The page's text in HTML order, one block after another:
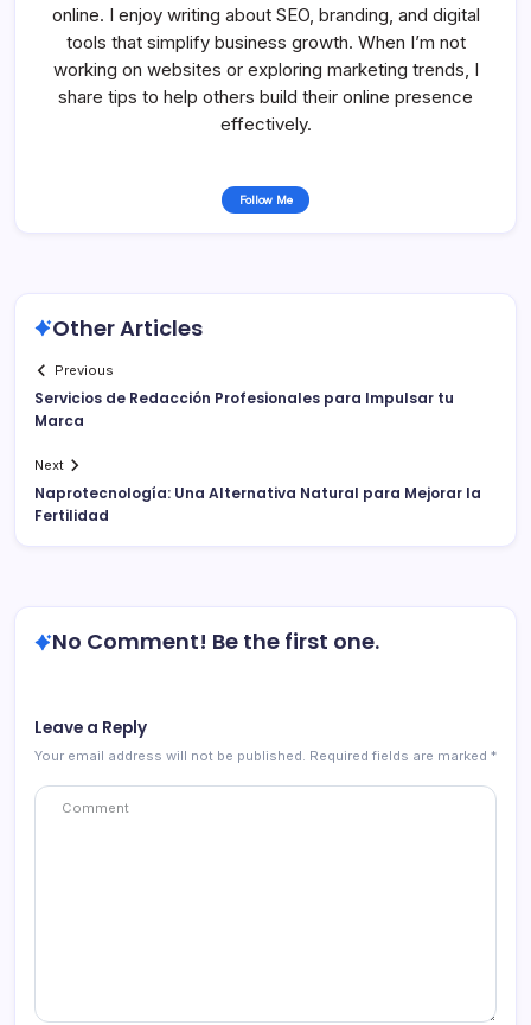
online. I enjoy writing about SEO, branding, and digital
tools that simplify business growth. When I’m not
working on websites or exploring marketing trends, I
share tips to help others build their online presence
effectively.
Follow Me
Other Articles
Previous
Servicios de Redacción Profesionales para Impulsar tu
Marca
Next
Naprotecnología: Una Alternativa Natural para Mejorar la
Fertilidad
No Comment! Be the first one.
Leave a Reply
Your email address will not be published. Required fields are marked *